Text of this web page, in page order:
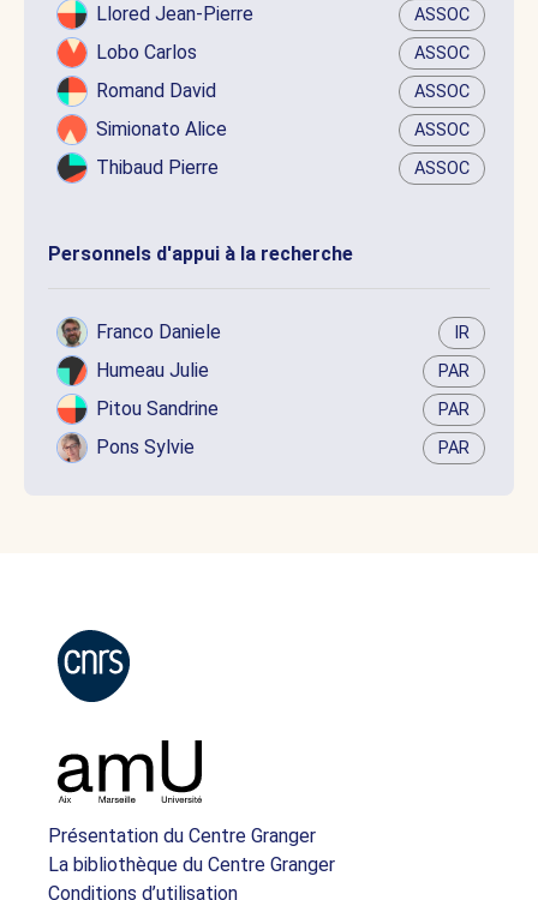
Llored Jean-Pierre ASSOC
Lobo Carlos ASSOC
Romand David ASSOC
Simionato Alice ASSOC
Thibaud Pierre ASSOC
Personnels d'appui à la recherche
Franco Daniele IR
Humeau Julie PAR
Pitou Sandrine PAR
Pons Sylvie PAR
Présentation du Centre Granger
La bibliothèque du Centre Granger
Conditions d’utilisation